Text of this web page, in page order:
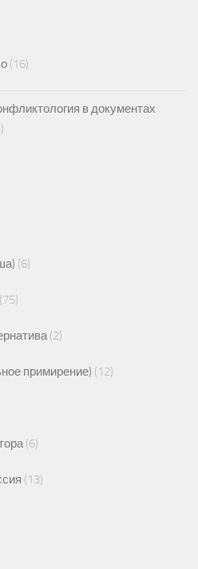
(16)
в документах
(6)
(75)
(2)
примирение) (12)
(6)
(13)